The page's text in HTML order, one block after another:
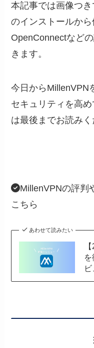
本記事では画像つ
のインストールか
OpenConnectなど
きます。
今日からMillenVPN
セキュリティを高
は最後までお読みく
MillenVPNの評判
こちら
あわせて読みたい